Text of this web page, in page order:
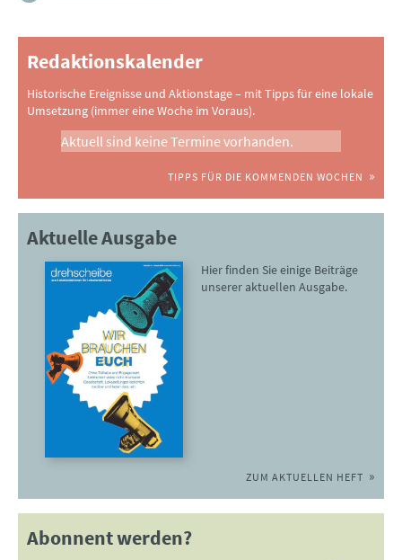
Redaktionskalender
Historische Ereignisse und Aktionstage – mit Tipps für eine lokale
Umsetzung (immer eine Woche im Voraus).
Aktuell sind keine Termine vorhanden.
TIPPS FÜR DIE KOMMENDEN WOCHEN
Aktuelle Ausgabe
Hier finden Sie einige Beiträge
unserer aktuellen Ausgabe.
ZUM AKTUELLEN HEFT
Abonnent werden?